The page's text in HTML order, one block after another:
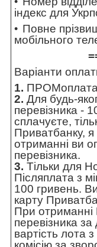
індекс для
Повне
мобільного
Варіанти
1.
2. Для будь-
перевізника -
сплачуєте,
Приватбанку,
отриманні ви
перевізника.
3. Тільки для
Післяплата з
100 гривень.
карту
При отриманні
перевізника
вартість лота